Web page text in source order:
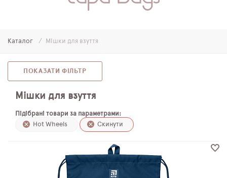
МОЛОДІЖНІ РЮКЗАКИ
ПЕНАЛИ
МІШКИ ДЛЯ ВЗУТТЯ
ПЛЯШКИ ДЛЯ ВОДИ
SCHOOL STANDARD
Каталог Мішки для взуття
ПОКАЗАТИ ФІЛЬТР
Мішки для взуття
Підібрані товари за параметрами:
Hot Wheels
Скинути